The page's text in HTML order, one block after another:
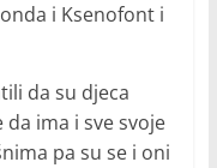
i Ksenofont i
da su djeca
ima i sve svoje
pa su se i oni